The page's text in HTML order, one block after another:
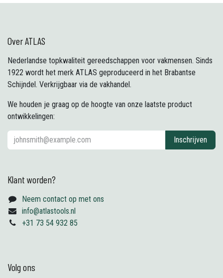
Over ATLAS
Nederlandse topkwaliteit gereedschappen voor vakmensen. Sinds
1922 wordt het merk ATLAS geproduceerd in het Brabantse
Schijndel. Verkrijgbaar via de vakhandel.
We houden je graag op de hoogte van onze laatste product
ontwikkelingen:
Inschrijven
Klant worden?
Neem contact op met ons
info@atlastools.nl
+31 73 54 932 85
Volg ons